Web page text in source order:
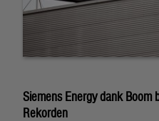
Siemens Energy dank Boom
Rekorden